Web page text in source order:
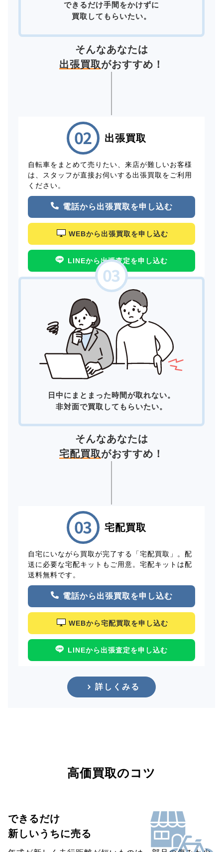
できるだけ手間をかけずに
買取してもらいたい。
そんなあなたは
出張買取がおすすめ！
出張買取
自転車をまとめて売りたい、来店が難しいお客様
は、スタッフが直接お伺いする出張買取をご利用
ください。
電話から出張買取を申し込む
WEBから出張買取を申し込む
LINEから出張査定を申し込む
日中にまとまった時間が取れない。
非対面で買取してもらいたい。
そんなあなたは
宅配買取がおすすめ！
宅配買取
自宅にいながら買取が完了する「宅配買取」。配
送に必要な宅配キットもご用意。宅配キットは配
送料無料です。
電話から出張買取を申し込む
WEBから宅配買取を申し込む
LINEから出張査定を申し込む
詳しくみる
高価買取のコツ
できるだけ
新しいうちに売る